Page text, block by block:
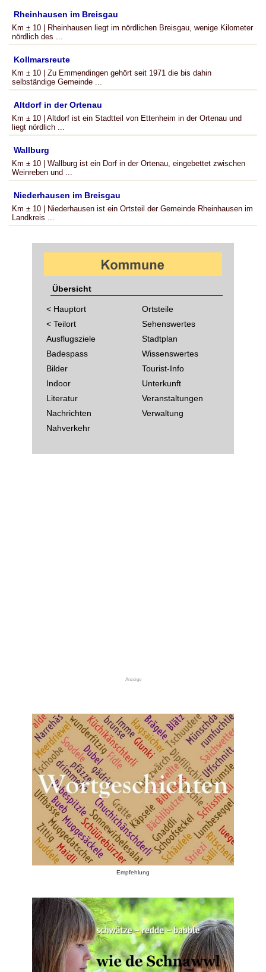
Rheinhausen im Breisgau
Km ± 10 | Rheinhausen liegt im nördlichen Breisgau, wenige Kilometer
nördlich des ...
Kollmarsreute
Km ± 10 | Zu Emmendingen gehört seit 1971 die bis dahin
selbständige Gemeinde ...
Altdorf in der Ortenau
Km ± 10 | Altdorf ist ein Stadtteil von Ettenheim in der Ortenau und
liegt nördlich ...
Wallburg
Km ± 10 | Wallburg ist ein Dorf in der Ortenau, eingebettet zwischen
Weinreben und ...
Niederhausen im Breisgau
Km ± 10 | Niederhausen ist ein Ortsteil der Gemeinde Rheinhausen im
Landkreis ...
Übersicht
< Hauptort
< Teilort
Ausflugsziele
Badespass
Bilder
Indoor
Literatur
Nachrichten
Nahverkehr
Ortsteile
Sehenswertes
Stadtplan
Wissenswertes
Tourist-Info
Unterkunft
Veranstaltungen
Verwaltung
Anzeige
Empfehlung